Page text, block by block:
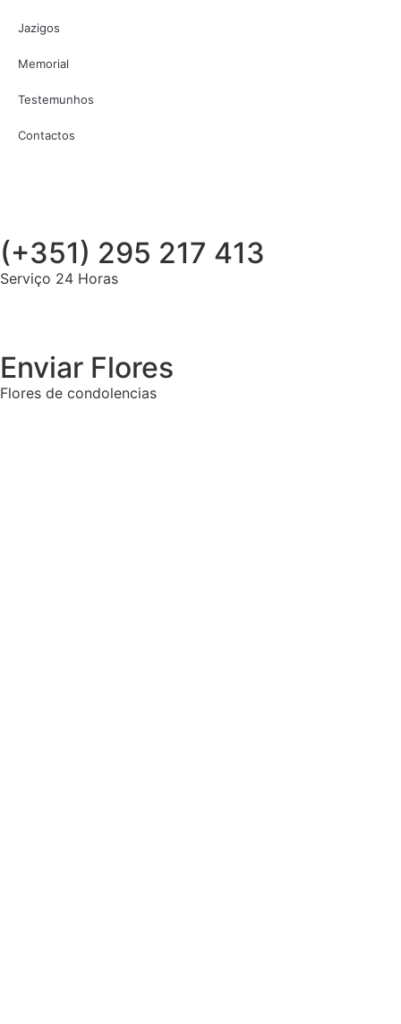
Jazigos
Memorial
Testemunhos
Contactos
(+351) 295 217 413
Serviço 24 Horas
Enviar Flores
Flores de condolencias